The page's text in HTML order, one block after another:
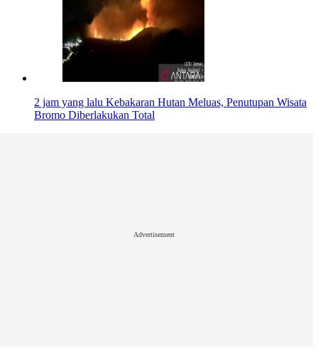
2 jam yang lalu Kebakaran Hutan Meluas, Penutupan Wisata
Bromo Diberlakukan Total
Advertisement